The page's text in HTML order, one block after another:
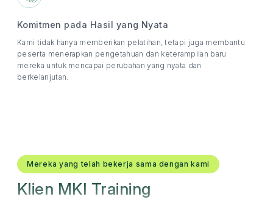
Komitmen pada Hasil yang Nyata
Kami tidak hanya memberikan pelatihan, tetapi juga membantu
peserta menerapkan pengetahuan dan keterampilan baru
mereka untuk mencapai perubahan yang nyata dan
berkelanjutan.
Mereka yang telah bekerja sama dengan kami
Klien MKI Training